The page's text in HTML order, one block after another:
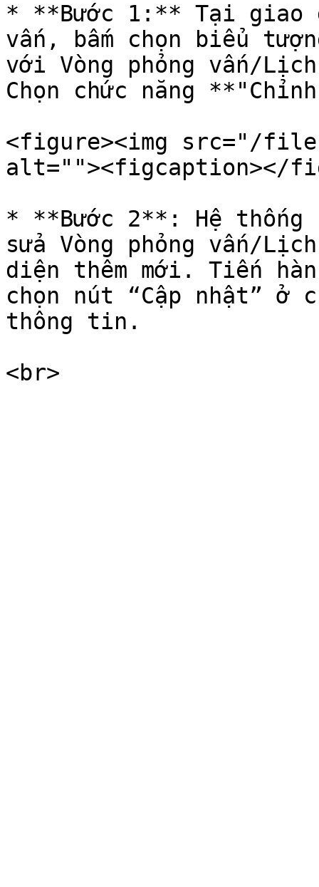
* **Bước 1:** Tại giao
vấn, bấm chọn biểu
với Vòng phỏng vấn/
Chọn chức năng
<figure><img src="/files/
alt=""><figcaption></
* **Bước 2**: Hệ
sửa Vòng phỏng vấn/
diện thêm mới. Tiến
chọn nút “Cập nhật”
thông tin.